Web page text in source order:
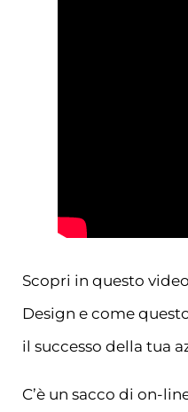
Scopri in questo
Design e come
il successo della tua
C’è un sacco di on-